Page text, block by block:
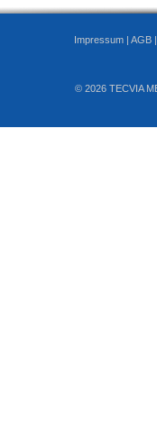
Impressum | AGB
© 2026 TECVIA